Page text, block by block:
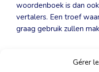
Gérer
woordenboek is dan
vertalers. Een troef
graag gebruik zullen
BKVT zorgt voor